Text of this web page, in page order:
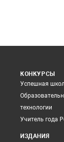
КОНКУРСЫ
Успешная
технологии
Учитель года
ИЗДАНИЯ